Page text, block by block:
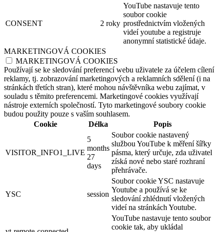
CONSENT 2 roky
YouTube nastavuje tento
soubor cookie
prostřednictvím vložených
videí youtube a registruje
anonymní statistické údaje.
MARKETINGOVÁ COOKIES
MARKETINGOVÁ COOKIES
Používají se ke sledování preferencí webu uživatele za účelem cílení
reklamy, tj. zobrazování marketingových a reklamních sdělení (i na
stránkách třetích stran), které mohou návštěvníka webu zajímat, v
souladu s těmito preferencemi. Marketingové cookies využívají
nástroje externích společností. Tyto marketingové soubory cookie
budou použity pouze s vaším souhlasem.
Cookie
Délka Popis
VISITOR_INFO1_LIVE
5
months
27
days
Soubor cookie nastavený
službou YouTube k měření šířky
pásma, který určuje, zda uživatel
získá nové nebo staré rozhraní
přehrávače.
YSC session
Soubor cookie YSC nastavuje
Youtube a používá se ke
sledování zhlédnutí vložených
videí na stránkách Youtube.
YouTube nastavuje tento soubor
cookie tak, aby ukládal